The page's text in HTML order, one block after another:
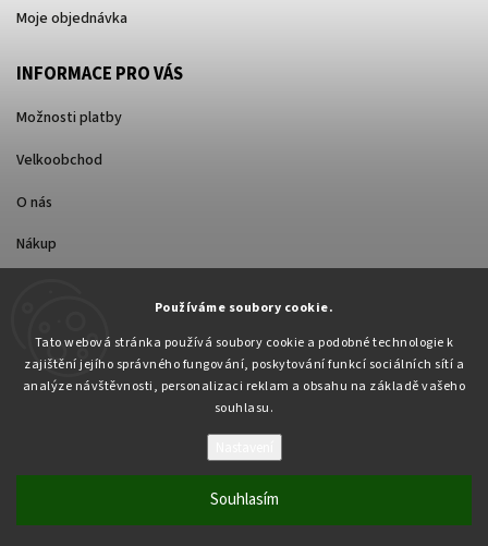
Používáme soubory cookie.
Tato webová stránka používá soubory cookie a podobné technologie k
zajištění jejího správného fungování, poskytování funkcí sociálních sítí a
analýze návštěvnosti, personalizaci reklam a obsahu na základě vašeho
souhlasu.
Souhlasím
Moje objednávka
INFORMACE PRO VÁS
Možnosti platby
Velkoobchod
O nás
Nákup
Copyright 2026Pabex.cz. Všechna práva vyhrazena.
Upravit nastavení cookies